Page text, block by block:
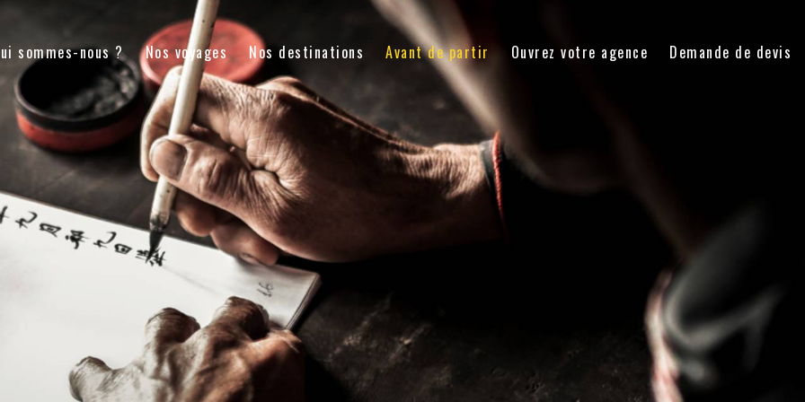
sommes-nous ? Nos voyages Nos destinations Avant de partir Ouvrez votre agence Demande de devis